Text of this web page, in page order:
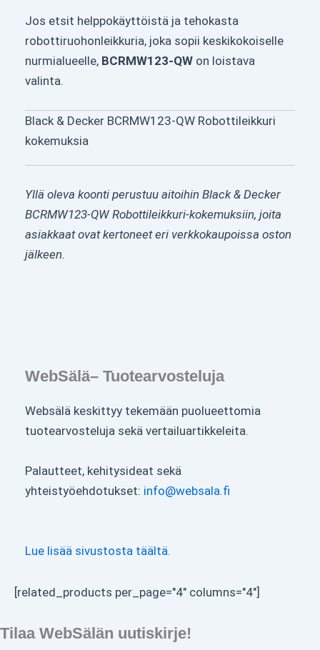
Jos etsit helppokäyttöistä ja tehokasta
robottiruohonleikkuria, joka sopii keskikokoiselle
nurmialueelle, BCRMW123-QW on loistava
valinta.
Black & Decker BCRMW123-QW Robottileikkuri
kokemuksia
Yllä oleva koonti perustuu aitoihin Black & Decker
BCRMW123-QW Robottileikkuri-kokemuksiin, joita
asiakkaat ovat kertoneet eri verkkokaupoissa oston
jälkeen.
WebSälä– Tuotearvosteluja
Websälä keskittyy tekemään puolueettomia
tuotearvosteluja sekä vertailuartikkeleita.
Palautteet, kehitysideat sekä
yhteistyöehdotukset: info@websala.fi
Lue lisää sivustosta täältä.
[related_products per_page="4" columns="4"]
Tilaa WebSälän uutiskirje!